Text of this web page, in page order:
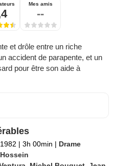
Mes amis
--
et drôle entre un riche
accident de parapente, et un
pour être son aide à
| 3h 00min | Drame